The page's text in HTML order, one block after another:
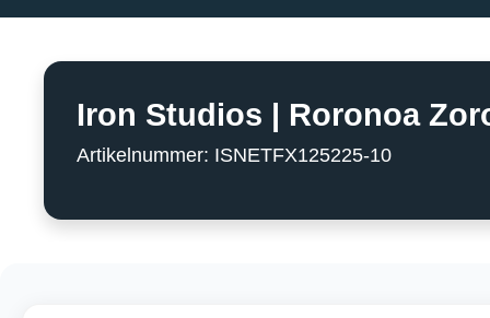
Iron Studios | Roronoa
Artikelnummer: ISNETFX125225-10